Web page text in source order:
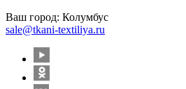
Ваш город: Колумбус
sale@tkani-textiliya.ru